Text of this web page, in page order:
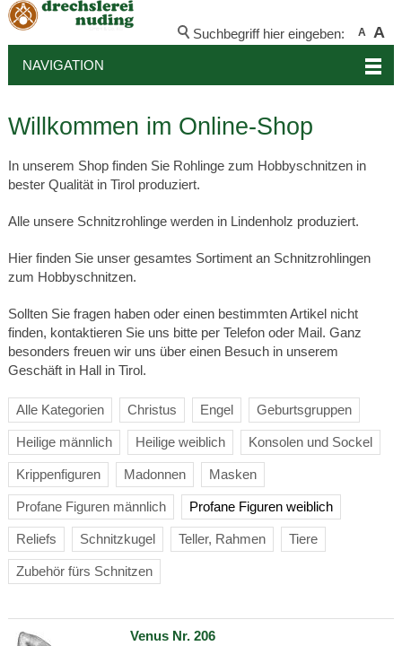
A A
Suchbegriff hier eingeben:
NAVIGATION
Willkommen im Online-Shop
In unserem Shop finden Sie Rohlinge zum Hobbyschnitzen in
bester Qualität in Tirol produziert.
Alle unsere Schnitzrohlinge werden in Lindenholz produziert.
Hier finden Sie unser gesamtes Sortiment an Schnitzrohlingen
zum Hobbyschnitzen.
Sollten Sie fragen haben oder einen bestimmten Artikel nicht
finden, kontaktieren Sie uns bitte per Telefon oder Mail. Ganz
besonders freuen wir uns über einen Besuch in unserem
Geschäft in Hall in Tirol.
Alle Kategorien Christus Engel Geburtsgruppen
Heilige männlich Heilige weiblich Konsolen und Sockel
Krippenfiguren Madonnen Masken
Profane Figuren männlich Profane Figuren weiblich
Reliefs Schnitzkugel Teller, Rahmen Tiere
Zubehör fürs Schnitzen
Venus Nr. 206